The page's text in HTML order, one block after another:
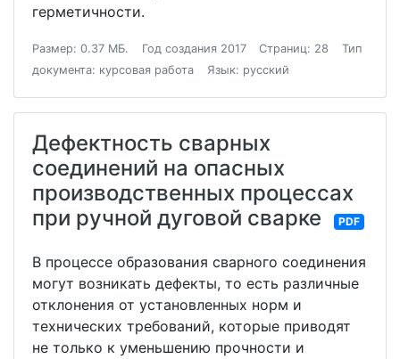
герметичности.
Размер: 0.37 МБ. Год создания 2017 Страниц: 28
Тип
документа: курсовая работа
Язык: русский
Дефектность сварных
соединений на опасных
производственных процессах
при ручной дуговой сварке
PDF
В процессе образования сварного соединения
могут возникать дефекты, то есть различные
отклонения от установленных норм и
технических требований, которые приводят
не только к уменьшению прочности и